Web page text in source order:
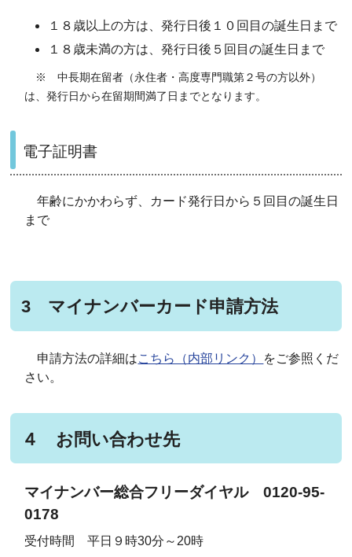
１８歳以上の方は、発行日後１０回目の誕生日まで
１８歳未満の方は、発行日後５回目の誕生日まで
※ 中長期在留者（永住者・高度専門職第２号の方以外）
は、発行日から在留期間満了日までとなります。
電子証明書
年齢にかかわらず、カード発行日から５回目の誕生日
まで
3 マイナンバーカード申請方法
申請方法の詳細はこちら（内部リンク） をご参照くだ
さい。
４ お問い合わせ先
マイナンバー総合フリーダイヤル 0120-95-
0178
受付時間 平日９時30分～20時